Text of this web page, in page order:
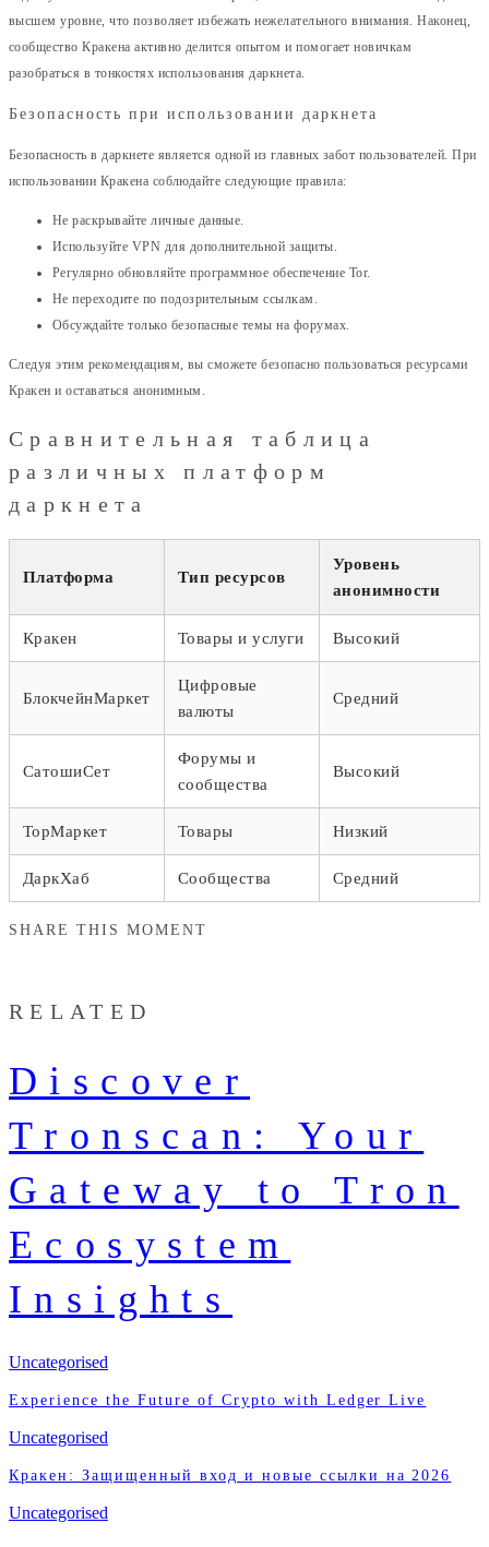
высшем уровне, что позволяет избежать нежелательного внимания. Наконец,
сообщество Кракена активно делится опытом и помогает новичкам
разобраться в тонкостях использования даркнета.
Безопасность при использовании даркнета
Безопасность в даркнете является одной из главных забот пользователей. При
использовании Кракена соблюдайте следующие правила:
Не раскрывайте личные данные.
Используйте VPN для дополнительной защиты.
Регулярно обновляйте программное обеспечение Tor.
Не переходите по подозрительным ссылкам.
Обсуждайте только безопасные темы на форумах.
Следуя этим рекомендациям, вы сможете безопасно пользоваться ресурсами
Кракен и оставаться анонимным.
Сравнительная таблица
различных платформ
даркнета
Платформа Тип ресурсов
Уровень
анонимности
Кракен Товары и услуги Высокий
БлокчейнМаркет
Цифровые
валюты
Средний
СатошиСет
Форумы и
сообщества
Высокий
ТорМаркет Товары Низкий
ДаркХаб Сообщества Средний
SHARE THIS MOMENT
RELATED
Discover
Tronscan: Your
Gateway to Tron
Ecosystem
Insights
Uncategorised
Experience the Future of Crypto with Ledger Live
Uncategorised
Кракен: Защищенный вход и новые ссылки на 2026
Uncategorised